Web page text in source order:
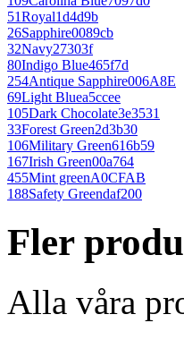
51Royal1d4d9b
26Sapphire0089cb
32Navy27303f
80Indigo Blue465f7d
254Antique Sapphire006A8E
69Light Bluea5ccee
105Dark Chocolate3e3531
33Forest Green2d3b30
106Military Green616b59
167Irish Green00a764
455Mint greenA0CFAB
188Safety Greendaf200
Fler
Alla våra